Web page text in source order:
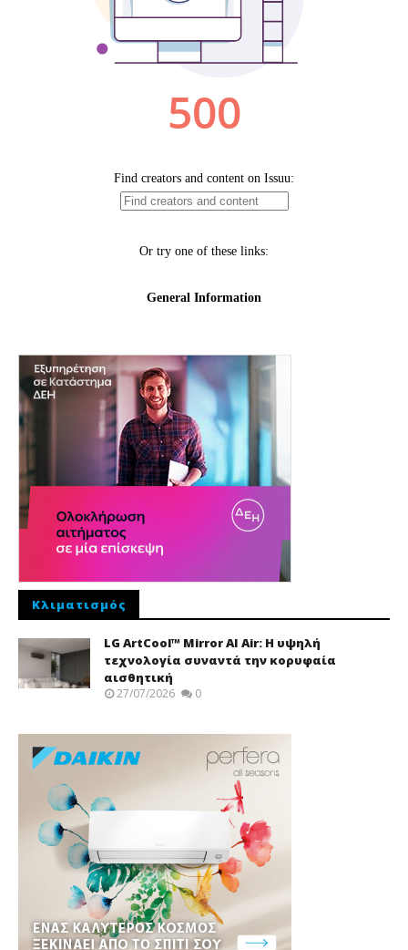
Κλιματισμός
LG ArtCool™ Mirror AI Air: Η υψηλή
τεχνολογία συναντά την κορυφαία
αισθητική
27/07/2026 0